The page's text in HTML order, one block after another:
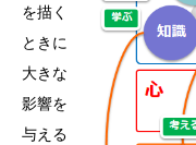
を描く
ときに
大きな
影響を
与える